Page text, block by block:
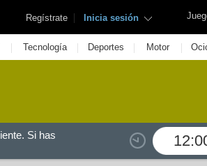
Regístrate | Inicia sesión
| Tecnología | Deportes | Motor |
Si has